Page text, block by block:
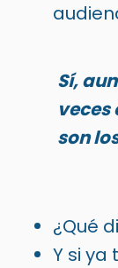
Sí,
veces
son
¿Qué
Y si ya